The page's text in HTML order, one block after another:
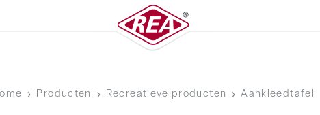
Producten Recreatieve producten Aankleedtafel